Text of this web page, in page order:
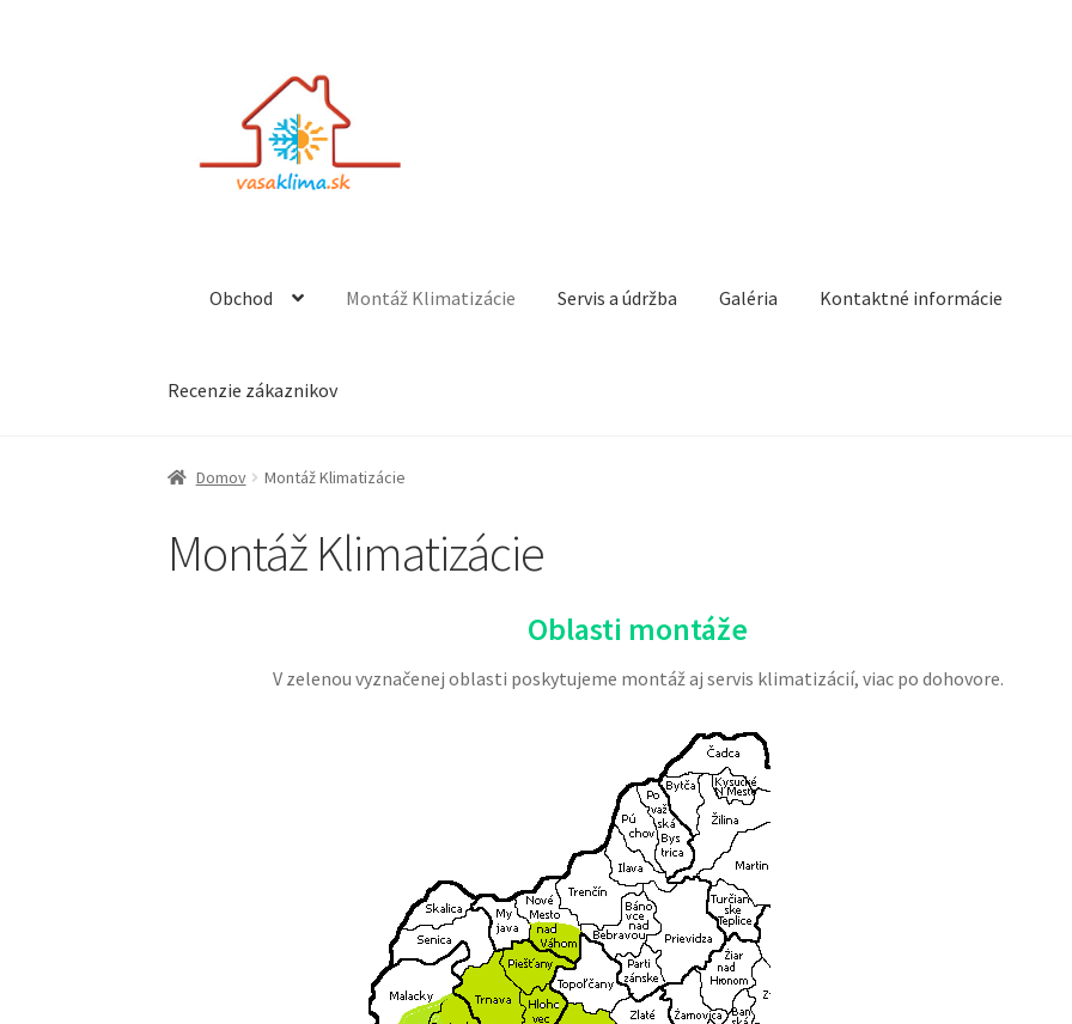
navigáciu
Obchod Montáž Klimatizácie Servis a údržba Galéria Kontaktné informácie
Recenzie zákaznikov
Domov Montáž Klimatizácie
Montáž Klimatizácie
Oblasti montáže
V zelenou vyznačenej oblasti poskytujeme montáž aj servis klimatizácií, viac po dohovore.